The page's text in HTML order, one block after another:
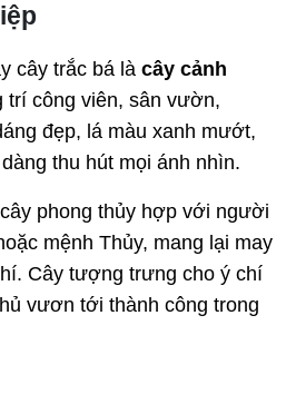
cây trắc bá là cây cảnh
trí công viên, sân vườn,
đẹp, lá màu xanh mướt,
thu hút mọi ánh nhìn.
phong thủy hợp với người
mệnh Thủy, mang lại may
Cây tượng trưng cho ý chí
vươn tới thành công trong